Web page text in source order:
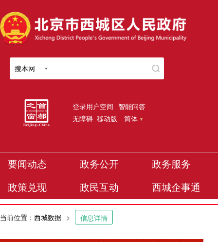
搜本网
登录用户空间 智能问答
无障碍 移动版 简体
要闻动态 政务公开 政务服务
政策兑现 政民互动 西城企事通
当前位置： 西城数据 > 信息详情